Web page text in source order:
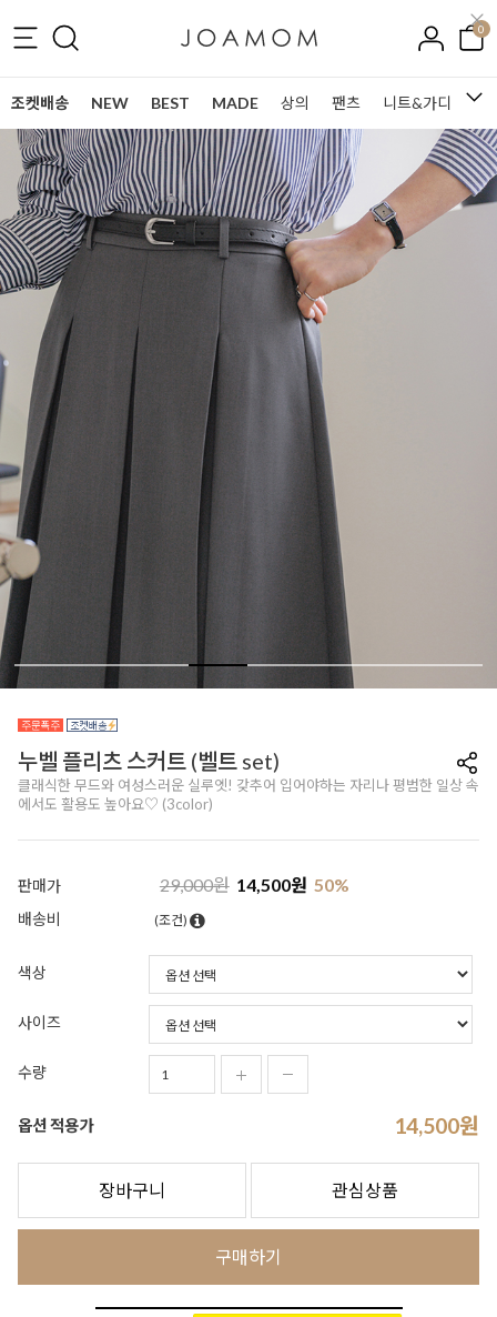
0
조켓배송 NEW BEST MADE 상의 팬츠 니트&가디건
누벨 플리츠 스커트 (벨트 set)
클래식한 무드와 여성스러운 실루엣! 갖추어 입어야하는 자리나 평범한 일상 속
에서도 활용도 높아요♡ (3color)
판매가 29,000원 14,500원 50%
배송비 (조건)
색상
사이즈
수량
옵션 적용가 14,500원
장바구니 관심상품
구매하기